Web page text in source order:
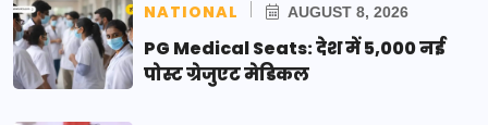
NATIONAL AUGUST 8, 2026
PG Medical Seats: देश में 5,000 नई
पोस्ट ग्रेजुएट मेडिकल